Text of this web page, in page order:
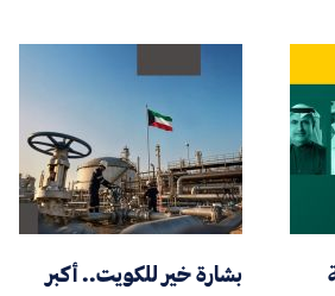
بشارة خير للكويت.. أكبر